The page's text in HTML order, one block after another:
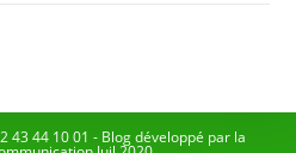
43 44 10 01 - Blog développé par la